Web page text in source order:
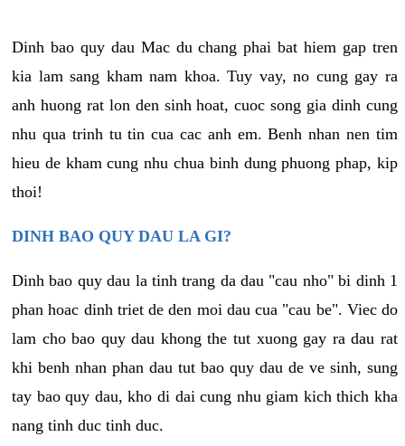
Dinh bao quy dau Mac du chang phai bat hiem gap tren
kia lam sang kham nam khoa. Tuy vay, no cung gay ra
anh huong rat lon den sinh hoat, cuoc song gia dinh cung
nhu qua trinh tu tin cua cac anh em. Benh nhan nen tim
hieu de kham cung nhu chua binh dung phuong phap, kip
thoi!
DINH BAO QUY DAU LA GI?
Dinh bao quy dau la tinh trang da dau "cau nho" bi dinh 1
phan hoac dinh triet de den moi dau cua "cau be". Viec do
lam cho bao quy dau khong the tut xuong gay ra dau rat
khi benh nhan phan dau tut bao quy dau de ve sinh, sung
tay bao quy dau, kho di dai cung nhu giam kich thich kha
nang tinh duc tinh duc.